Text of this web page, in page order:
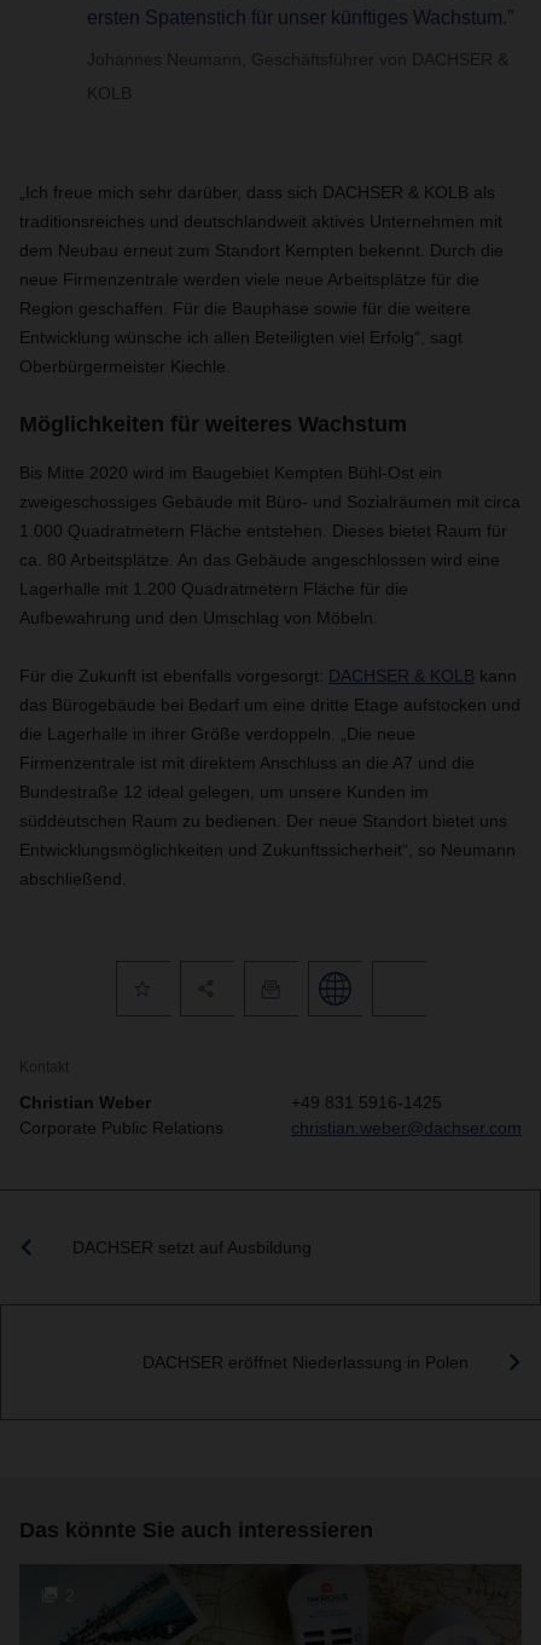
ersten Spatenstich für unser künftiges Wachstum.”
Johannes Neumann, Geschäftsführer von DACHSER &
KOLB
„Ich freue mich sehr darüber, dass sich DACHSER & KOLB als
traditionsreiches und deutschlandweit aktives Unternehmen mit
dem Neubau erneut zum Standort Kempten bekennt. Durch die
neue Firmenzentrale werden viele neue Arbeitsplätze für die
Region geschaffen. Für die Bauphase sowie für die weitere
Entwicklung wünsche ich allen Beteiligten viel Erfolg“, sagt
Oberbürgermeister Kiechle.
Möglichkeiten für weiteres Wachstum
Bis Mitte 2020 wird im Baugebiet Kempten Bühl-Ost ein
zweigeschossiges Gebäude mit Büro- und Sozialräumen mit circa
1.000 Quadratmetern Fläche entstehen. Dieses bietet Raum für
ca. 80 Arbeitsplätze. An das Gebäude angeschlossen wird eine
Lagerhalle mit 1.200 Quadratmetern Fläche für die
Aufbewahrung und den Umschlag von Möbeln.
Für die Zukunft ist ebenfalls vorgesorgt: DACHSER & KOLB kann
das Bürogebäude bei Bedarf um eine dritte Etage aufstocken und
die Lagerhalle in ihrer Größe verdoppeln. „Die neue
Firmenzentrale ist mit direktem Anschluss an die A7 und die
Bundestraße 12 ideal gelegen, um unsere Kunden im
süddeutschen Raum zu bedienen. Der neue Standort bietet uns
Entwicklungsmöglichkeiten und Zukunftssicherheit“, so Neumann
abschließend.
Kontakt
Christian Weber
Corporate Public Relations
+49 831 5916-1425
christian.weber@dachser.com
DACHSER setzt auf Ausbildung
DACHSER eröffnet Niederlassung in Polen
Das könnte Sie auch interessieren